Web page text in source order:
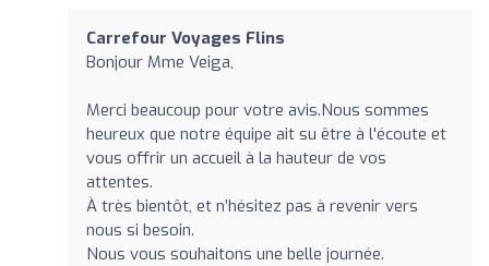
Carrefour Voyages Flins
Bonjour Mme Veiga,
Merci beaucoup pour votre avis.Nous sommes
heureux que notre équipe ait su être à l'écoute et
vous offrir un accueil à la hauteur de vos
attentes.
À très bientôt, et n’hésitez pas à revenir vers
nous si besoin.
Nous vous souhaitons une belle journée.